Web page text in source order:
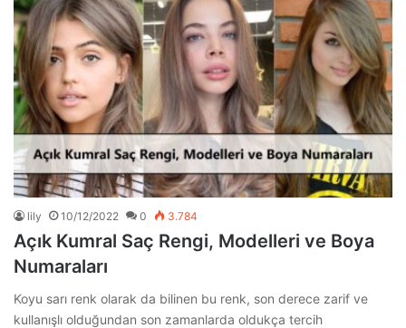
lily 10/12/2022 0 3.784
Açık Kumral Saç Rengi, Modelleri ve Boya
Numaraları
Koyu sarı renk olarak da bilinen bu renk, son derece zarif ve
kullanışlı olduğundan son zamanlarda oldukça tercih